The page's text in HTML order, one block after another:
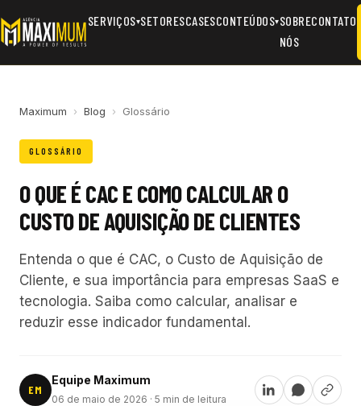
SERVIÇOS▾SETORESCASESCONTEÚDOS▾SOBRE
NÓS
CONTATO
Maximum › Blog › Glossário
GLOSSÁRIO
O QUE É CAC E COMO CALCULAR O
CUSTO DE AQUISIÇÃO DE CLIENTES
Entenda o que é CAC, o Custo de Aquisição de
Cliente, e sua importância para empresas SaaS e
tecnologia. Saiba como calcular, analisar e
reduzir esse indicador fundamental.
EM
Equipe Maximum
06 de maio de 2026 · 5 min de leitura